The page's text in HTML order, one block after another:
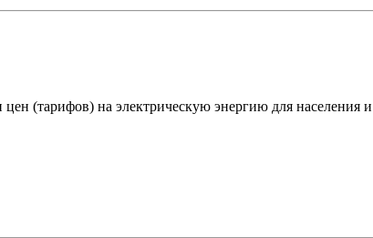
(тарифов) на электрическую энергию для населения